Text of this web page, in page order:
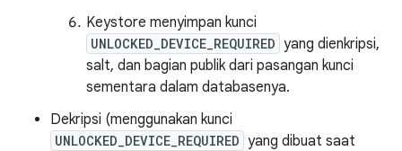
Keystore menyimpan kunci
UNLOCKED_DEVICE_REQUIRED yang dienkripsi,
salt, dan bagian publik dari pasangan kunci
sementara dalam databasenya.
Dekripsi (menggunakan kunci
UNLOCKED_DEVICE_REQUIRED yang dibuat saat